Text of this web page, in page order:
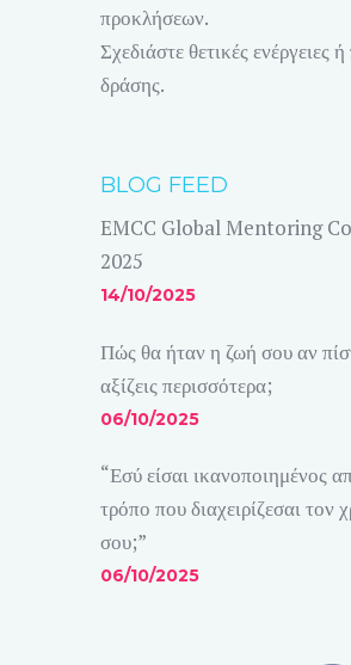
προκλήσεων.
Σχεδιάστε θετικές ενέργειες
δράσης.
BLOG FEED
EMCC Global Mentoring
2025
14/10/2025
Πώς θα ήταν η ζωή σου αν
αξίζεις περισσότερα;
06/10/2025
“Εσύ είσαι ικανοποιημένος
τρόπο που διαχειρίζεσαι τον
σου;”
06/10/2025